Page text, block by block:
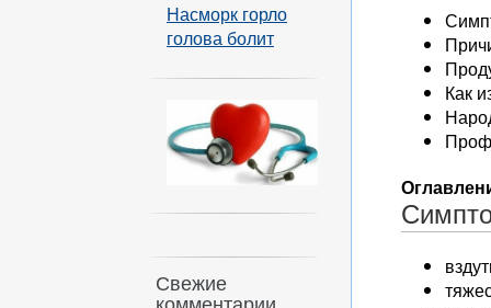
Как
Насморк горло
голова болит
Свежие